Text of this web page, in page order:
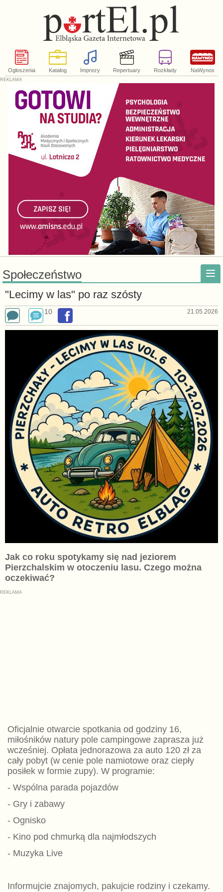
Ogłoszenia Katalog Imprezy Repertuary Rozkłady NaWynos
Społeczeństwo
"Lecimy w las" po raz szósty
10 21.05.2026
Jak co roku spotykamy się nad jeziorem
Pierzchalskim w otoczeniu lasu. Czego można
oczekiwać?
Oficjalnie otwarcie spotkania od godziny 16,
miłośników natury pole campingowe zaprasza już
wcześniej. Opłata jednorazowa za auto 120 zł za
cały pobyt (w cenie pole namiotowe oraz ciepły
posiłek w formie zupy). W programie:
- Wspólna parada pojazdów
- Gry i zabawy
- Ognisko
- Kino pod chmurką dla najmłodszych
- Muzyka Live
Informujcie znajomych, pakujcie rodziny i czekamy.